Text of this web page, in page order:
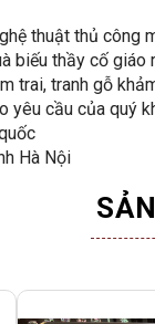
thuật thủ công
biếu thầy cố giáo
trai, tranh gỗ
yêu cầu của quý
Hà Nội